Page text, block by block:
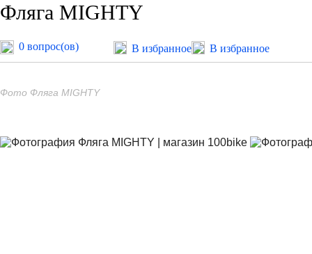
Фляга MIGHTY
0 вопрос(ов) В избранное В избранное
Фото Фляга MIGHTY